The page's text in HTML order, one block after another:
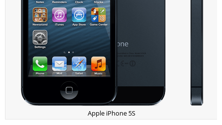
Apple iPhone 5S